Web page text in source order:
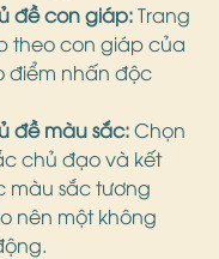
đề con giáp: Trang
theo con giáp của
điểm nhấn độc
đề màu sắc: Chọn
chủ đạo và kết
màu sắc tương
nên một không